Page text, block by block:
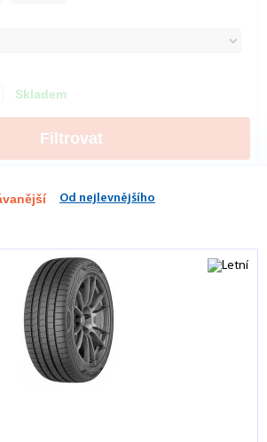
Skladem
Filtrovat
Od nejlevnějšího